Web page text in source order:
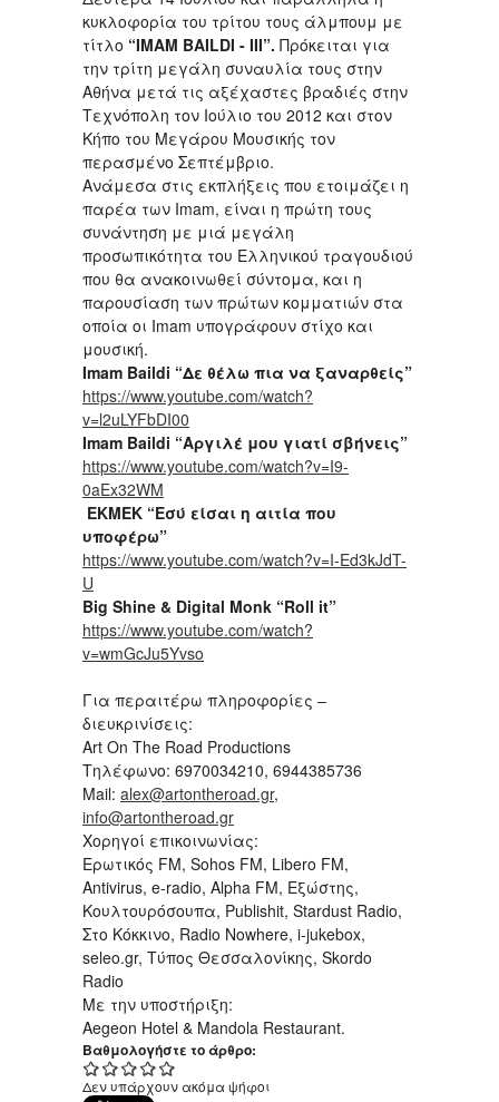
κυκλοφορία του τρίτου τους άλμπουμ με
τίτλο “IMAM BAILDI - III”. Πρόκειται για
την τρίτη μεγάλη συναυλία τους στην
Αθήνα μετά τις αξέχαστες βραδιές στην
Τεχνόπολη τον Ιούλιο του 2012 και στον
Κήπο του Μεγάρου Μουσικής τον
περασμένο Σεπτέμβριο.
Ανάμεσα στις εκπλήξεις που ετοιμάζει η
παρέα των Imam, είναι η πρώτη τους
συνάντηση με μιά μεγάλη
προσωπικότητα του Ελληνικού τραγουδιού
που θα ανακοινωθεί σύντομα, και η
παρουσίαση των πρώτων κομματιών στα
οποία οι Imam υπογράφουν στίχο και
μουσική.
Imam Baildi “Δε θέλω πια να ξαναρθείς”
https://www.youtube.com/watch?
v=l2uLYFbDI00
Imam Baildi “Αργιλέ μου γιατί σβήνεις”
https://www.youtube.com/watch?v=I9-
0aEx32WM
EKMEK “Εσύ είσαι η αιτία που
υποφέρω”
https://www.youtube.com/watch?v=I-Ed3kJdT-
U
Big Shine & Digital Monk “Roll it”
https://www.youtube.com/watch?
v=wmGcJu5Yvso
Για περαιτέρω πληροφορίες –
διευκρινίσεις:
Art On The Road Productions
Τηλέφωνο: 6970034210, 6944385736
Mail: alex@artontheroad.gr,
info@artontheroad.gr
Χορηγοί επικοινωνίας:
Ερωτικός FM, Sohos FM, Libero FM,
Antivirus, e-radio, Alpha FM, Εξώστης,
Κουλτουρόσουπα, Publishit, Stardust Radio,
Στο Κόκκινο, Radio Nowhere, i-jukebox,
seleo.gr, Τύπος Θεσσαλονίκης, Skordo
Radio
Με την υποστήριξη:
Aegeon Hotel & Mandola Restaurant.
Βαθμολογήστε το άρθρο:
Δεν υπάρχουν ακόμα ψήφοι